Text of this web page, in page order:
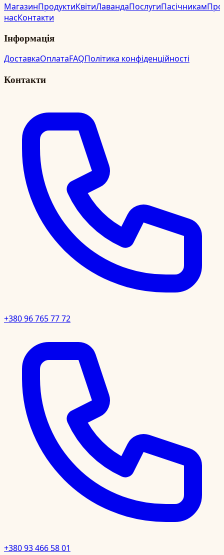
МагазинПродуктиКвітиЛавандаПослугиПасічникамПро
насКонтакти
Інформація
ДоставкаОплатаFAQПолітика конфіденційності
Контакти
+380 96 765 77 72
+380 93 466 58 01